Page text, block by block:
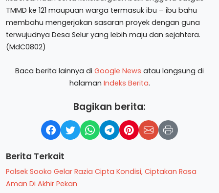
TMMD ke 121 maupuan warga termasuk ibu – ibu bahu
membahu mengerjakan sasaran proyek dengan guna
terwujudnya Desa Selur yang lebih maju dan sejahtera.
(MdC0802)
Baca berita lainnya di Google News atau langsung di
halaman Indeks Berita.
Bagikan berita:
Berita Terkait
Polsek Sooko Gelar Razia Cipta Kondisi, Ciptakan Rasa
Aman Di Akhir Pekan